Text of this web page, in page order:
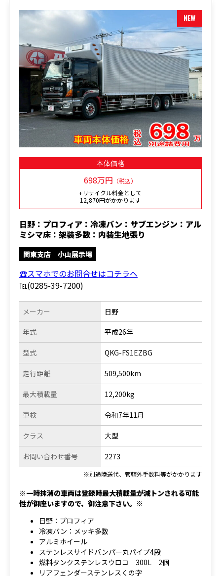
本体価格
698万円 （税込）
+リサイクル料金として
12,870円がかかります
日野：プロフィア：冷凍バン：サブエンジン：アル
ミシマ床：架装多数：内装生地張り
関東支店 小山展示場
☎スマホでのお問合せはコチラへ
℡(0285-39-7200)
メーカー
年式
型式
走行距離
日野
平成26年
QKG-FS1EZBG
509,500km
最大積載量
車検
クラス
お問い合わせ番号
12,200kg
令和7年11月
大型
2273
※別途陸送代、管轄外手数料等がかかります
※一時抹消の車両は登録時最大積載量が減トンされる可能
性が御座いますので、御注意下さい。※
日野：プロフィア
冷凍バン：メッキ多数
アルミホイール
ステンレスサイドバンパー丸パイプ4段
燃料タンクステンレスウロコ 300L 2個
リアフェンダーステンレスくの字